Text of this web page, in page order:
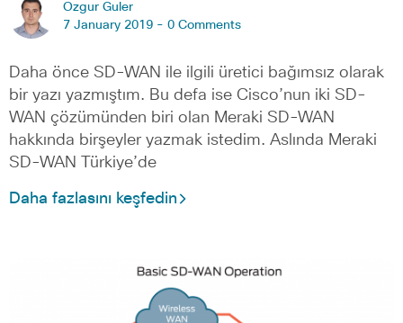
Ozgur Guler
7 January 2019 - 0 Comments
Daha önce SD-WAN ile ilgili üretici bağımsız olarak
bir yazı yazmıştım. Bu defa ise Cisco’nun iki SD-
WAN çözümünden biri olan Meraki SD-WAN
hakkında birşeyler yazmak istedim. Aslında Meraki
SD-WAN Türkiye’de
Daha fazlasını keşfedin